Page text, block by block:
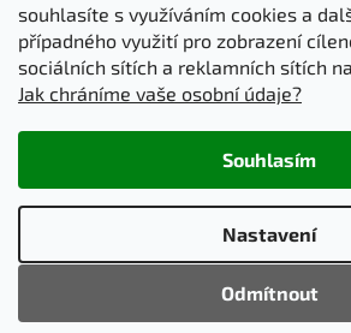
souhlasíte s využíváním cookies a
případného využití pro zobrazení
sociálních sítích a reklamních sítích
Jak chráníme vaše osobní údaje?
Nastavení
Odmítnout
Souhlasím
E-mail
PŘIHLÁSIT SE
nastavení cookies